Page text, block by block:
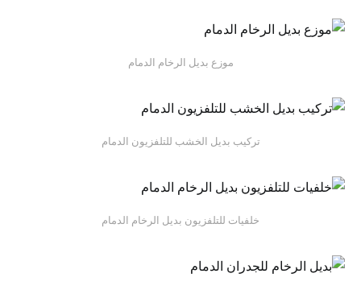
موزع بديل الرخام الدمام
تركيب بديل الخشب للتلفزيون الدمام
خلفيات للتلفزيون بديل الرخام الدمام